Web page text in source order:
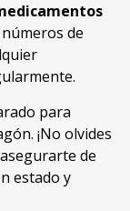
de
para
¡No olvides
de
estado y